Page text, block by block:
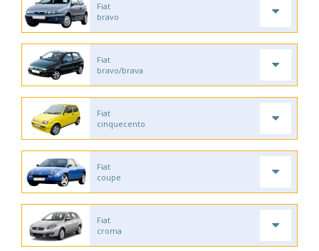
Fiat
bravo
Fiat
bravo/brava
Fiat
cinquecento
Fiat
coupe
Fiat
croma